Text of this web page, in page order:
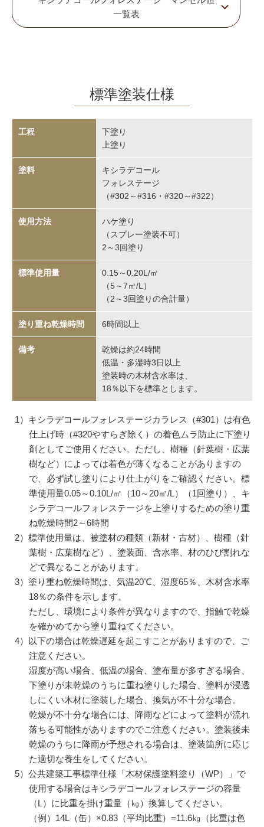
一覧表
標準塗装仕様
下塗り
上塗り
キシラデコール
フォレステージ
（#302～#316・#320～#322）
ハケ塗り
（スプレー塗装不可）
2～3回塗り
0.15～0.20L/㎡
（5～7㎡/L）
（2～3回塗りの合計量）
6時間以上
乾燥は約24時間
低温・多湿時3日以上
塗装時の木材含水率は、
18％以下を標準とします。
1）キシラデコールフォレステージカラレス（#301）は有色
仕上げ時（#320やすらぎ除く）の着色ムラ防止に下塗り
剤としてご使用ください。ただし、樹種（針葉樹・広葉
樹など）によっては着色が薄くなることがありますの
で、必ず試し塗りにより仕上がりをご確認ください。標
準使用量0.05～0.10L/㎡（10～20㎡/L）（1回塗り）、キ
シラデコールフォレステージを上塗りするための塗り重
ね乾燥時間2～6時間
2）標準使用量は、被塗材の種類（新材・古材）、樹種（針
葉樹・広葉樹など）、塗装面、含水率、材のひび割れな
どで異なることがあります。
3）塗り重ね乾燥時間は、気温20℃、湿度65％、木材含水率
18％の条件を示します。
ただし、環境により条件が異なりますので、指触で乾燥
を確かめてから塗り重ねてください。
4）以下の場合は乾燥遅延を起こすことがありますので、ご
注意ください。
湿度が高い場合、低温の場合、塗布量が多すぎる場合、
下塗りが未乾燥のうちに重ね塗りした場合、塗料が浸透
しにくい木材に塗装した場合、換気が不十分な場合。
乾燥が不十分な場合には、降雨などによって塗料が流れ
落ちる可能性がありますのでご注意ください。塗装後未
乾燥のうちに降雨が予想される場合は、塗装箇所に応じ
た適切な養生をしてください。
5）公共建築工事標準仕様「木材保護塗料塗り（WP）」で
使用する場合はキシラデコールフォレステージの容量
（L）に比重を掛け重量（㎏）換算してください。
（例）14L（缶）×0.83（平均比重）=11.6㎏（比重は色